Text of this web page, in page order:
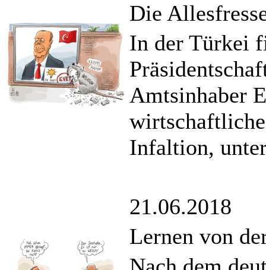
Die
In der Türkei
Amtsinhaber
Infaltion,
21.06.2018
Lernen von